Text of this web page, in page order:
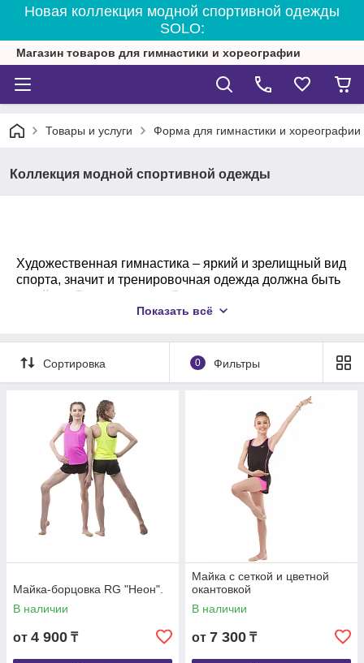
Новая коллекция модной спортивной одежды
SOLO:
Магазин товаров для гимнастики и хореографии
Товары и услуги Форма для гимнастики и хореографии
Коллекция модной спортивной одежды
Художественная гимнастика – яркий и зрелищный вид
спорта, значит и тренировочная одежда должна быть
такой же. В этом разделе Вас ждут великолепные
яркие топы, борцовки, футболки, шорты со
и просто нарядная удобная одежда для ОФП из
профессиональных тканей.
Показать всё
Сортировка 0 Фильтры
Майка-борцовка RG "Неон".
В наличии
от 4 900 ₸
Майка с сеткой и цветной
окантовкой
В наличии
от 7 300 ₸